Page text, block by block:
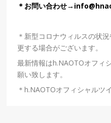
＊お問い合わせ→
＊新型コロナウィルスの状
更する場合がございます。
最新情報はh.NAOTOオフィ
願い致します。
＊h.NAOTOオフィシャルツ